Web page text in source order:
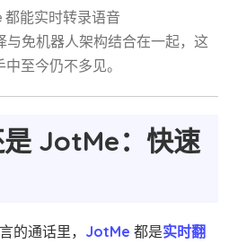
能实时转录语音
与免机器人架构结合在一起，这
至今仍不多见。
JotMe：快速
的通话里， JotMe 都是实时翻